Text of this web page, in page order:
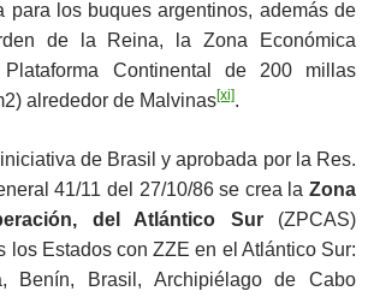
para los buques argentinos, además de
de la Reina, la Zona Económica
Continental de 200 millas
alrededor de Malvinas[xi].
de Brasil y aprobada por la Res.
41/11 del 27/10/86 se crea la Zona
del Atlántico Sur(ZPCAS)
los Estados con ZZE en el Atlántico Sur:
Benín, Brasil, Archipiélago de Cabo